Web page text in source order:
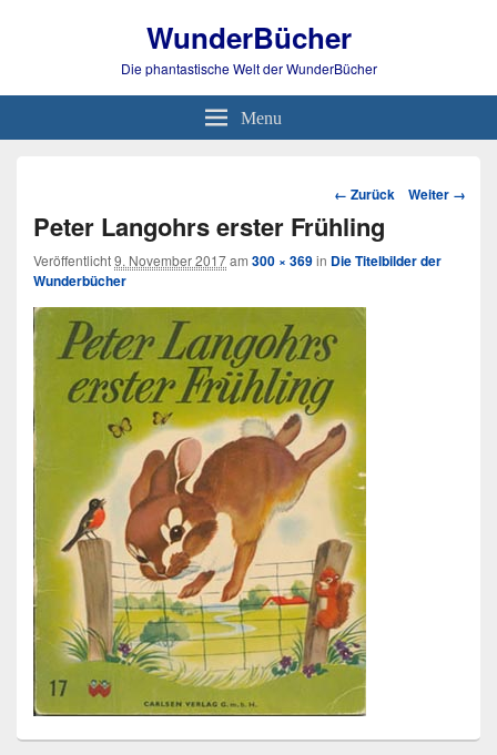
WunderBücher
Die phantastische Welt der WunderBücher
Menu
Bild-
Navigation
← Zurück Weiter →
Peter Langohrs erster Frühling
Veröffentlicht9. November 2017am 300 × 369in Die Titelbilder der
Wunderbücher